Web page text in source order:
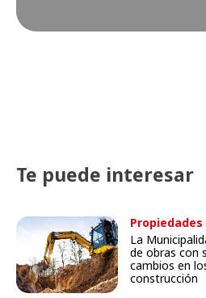
Te puede interesar
Propiedades
La
de obras con
cambios en
construcción